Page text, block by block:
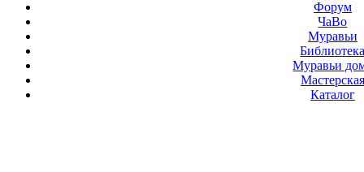
Форум
ЧаВо
Муравьи
Муравьи
Мастерская
Каталог